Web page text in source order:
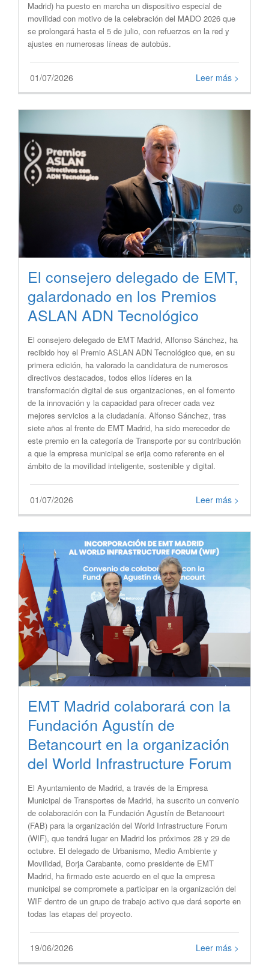
Madrid) ha puesto en marcha un dispositivo especial de
movilidad con motivo de la celebración del MADO 2026 que
se prolongará hasta el 5 de julio, con refuerzos en la red y
ajustes en numerosas líneas de autobús.
01/07/2026 Leer más >
El consejero delegado de EMT,
galardonado en los Premios
ASLAN ADN Tecnológico
El consejero delegado de EMT Madrid, Alfonso Sánchez, ha
recibido hoy el Premio ASLAN ADN Tecnológico que, en su
primera edición, ha valorado la candidatura de numerosos
directivos destacados, todos ellos líderes en la
transformación digital de sus organizaciones, en el fomento
de la innovación y la capacidad para ofrecer cada vez
mejores servicios a la ciudadanía. Alfonso Sánchez, tras
siete años al frente de EMT Madrid, ha sido merecedor de
este premio en la categoría de Transporte por su contribución
a que la empresa municipal se erija como referente en el
ámbito de la movilidad inteligente, sostenible y digital.
01/07/2026 Leer más >
EMT Madrid colaborará con la
Fundación Agustín de
Betancourt en la organización
del World Infrastructure Forum
El Ayuntamiento de Madrid, a través de la Empresa
Municipal de Transportes de Madrid, ha suscrito un convenio
de colaboración con la Fundación Agustín de Betancourt
(FAB) para la organización del World Infrastructure Forum
(WIF), que tendrá lugar en Madrid los próximos 28 y 29 de
octubre. El delegado de Urbanismo, Medio Ambiente y
Movilidad, Borja Carabante, como presidente de EMT
Madrid, ha firmado este acuerdo en el que la empresa
municipal se compromete a participar en la organización del
WIF dentro de un grupo de trabajo activo que dará soporte en
todas las etapas del proyecto.
19/06/2026 Leer más >